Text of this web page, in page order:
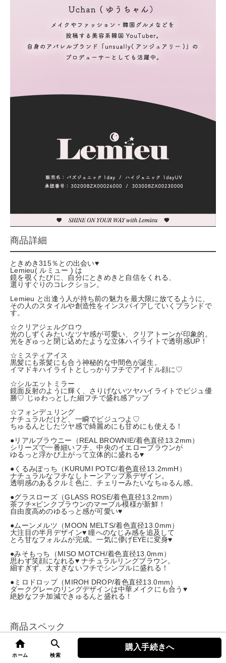
home
ホーム
search
検索
購入手続きへ
商品詳細
ときめき315％との出会い♥
Lemieu( ルミュー ) は
鏡を覗くたびに、自分にときめきと自信をくれる、
選りすぐりのコレクション。
Lemieu と出逢う人が持ち前の魅力を最大限に放てるように、
その人のスタイルや創造性をインスパイアしていくブランドで
す。
☆クリアジェルグロウ
光のしずくみたいなツヤ感が可愛い、クリアトーンが印象的。
光をぎゅっと閉じ込めたような立体ハイライトで透明感UP！
☆ミスティアイス
黒髪にも茶髪にも合う神秘的な中間色が誕生。
イマドキハイライトとしっかりフチでアイドル顔に♡
☆シルエットミラー
鏡面反射のように輝く、さりげないツヤハイライトでビジュ優
勝♡ じゅわっとした細フチで盛れ感アップ
☆フォンデュリング
ナチュラルだけど、一瞬でビジュつよ♡
ちゅるんとしたツヤ感で綺麗めにも甘めにも使える！
●リアルブラウニー（REAL BROWNIE/着色直径13.2mm）
シリーズで一番細いフチ。中央のイエローブラウンが
ゆるっと浮かび上がって立体的に盛れる♥
●くるみぽっち（KURUMI POTC/着色直径13.2mmH）
ナチュラルなフチなしトーンアップ系デザイン。
透明感のあるクルミ色に、チェリーみたいなちゅるん感。
●グラスローズ（GLASS ROSE/着色直径13.2mm）
茶フチ×ピンクブラウンのマーブル模様が新鮮！
自由度高めのゆるっと感が可愛い♥
●ムーンメルツ（MOON MELTS/着色直径13.0mm）
大注目の半月デザイン♥ 瞳へのなじみ感を追及して
とろ甘なフォルムが完成。一気に儚げEYEに変身♥
●みそもっち（MISO MOTCH/着色直径13.0mm）
思わず笑顔になれる♥ ナチュラルリングブラウン。
細すぎず、太すぎないフチでシンプルに盛れる！
●ミロドロップ（MIROH DROP/着色直径13.0mm）
ダークグレーのリングデザインは中華メイクにも合う♥
絶妙なフチ加減できゅるんと盛れる！
商品スペック
商品名 Lemieu(ルミュー)